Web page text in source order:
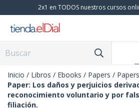
2x1 en TODOS nuestros cursos
Inicio / Libros / Ebooks / Papers / Papers
Paper: Los daños y perjuicios
reconocimiento voluntario y por
filiación.